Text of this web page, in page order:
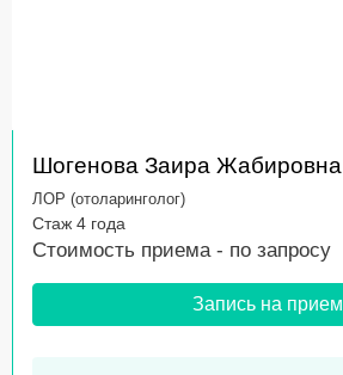
Шогенова Заира Жабировна
ЛОР (отоларинголог)
Стаж 4 года
Стоимость приема - по запросу
Запись на прием